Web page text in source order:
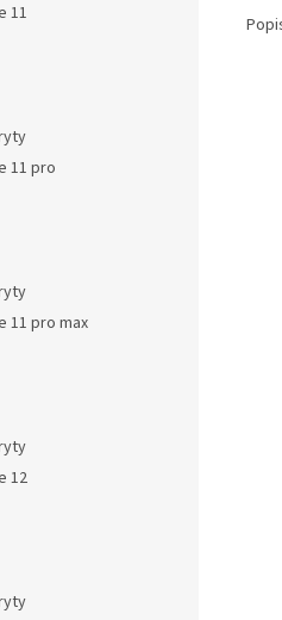
11
11 pro
11 pro max
12